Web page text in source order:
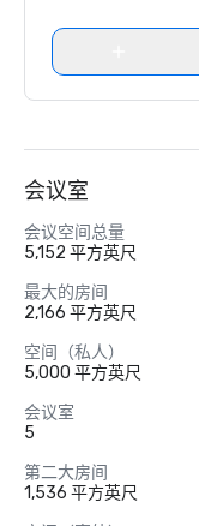
会议室
会议空间总量
5,152 平方英尺
最大的房间
2,166 平方英尺
空间（私人）
5,000 平方英尺
会议室
5
第二大房间
1,536 平方英尺